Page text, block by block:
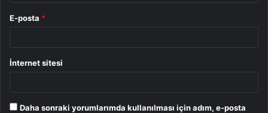
E-posta *
İnternet sitesi
Daha sonraki yorumlarımda kullanılması için adım, e-posta